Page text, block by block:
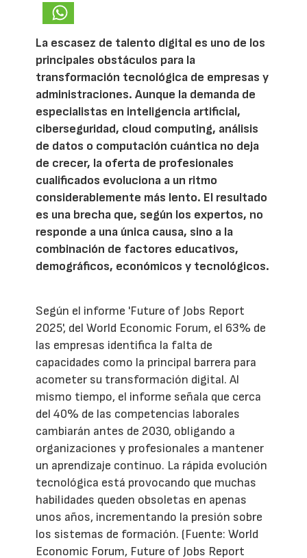
La escasez de talento digital es uno de los
principales obstáculos para la
transformación tecnológica de empresas y
administraciones. Aunque la demanda de
especialistas en inteligencia artificial,
ciberseguridad, cloud computing, análisis
de datos o computación cuántica no deja
de crecer, la oferta de profesionales
cualificados evoluciona a un ritmo
considerablemente más lento. El resultado
es una brecha que, según los expertos, no
responde a una única causa, sino a la
combinación de factores educativos,
demográficos, económicos y tecnológicos.
Según el informe 'Future of Jobs Report
2025', del World Economic Forum, el 63% de
las empresas identifica la falta de
capacidades como la principal barrera para
acometer su transformación digital. Al
mismo tiempo, el informe señala que cerca
del 40% de las competencias laborales
cambiarán antes de 2030, obligando a
organizaciones y profesionales a mantener
un aprendizaje continuo. La rápida evolución
tecnológica está provocando que muchas
habilidades queden obsoletas en apenas
unos años, incrementando la presión sobre
los sistemas de formación. (Fuente: World
Economic Forum, Future of Jobs Report